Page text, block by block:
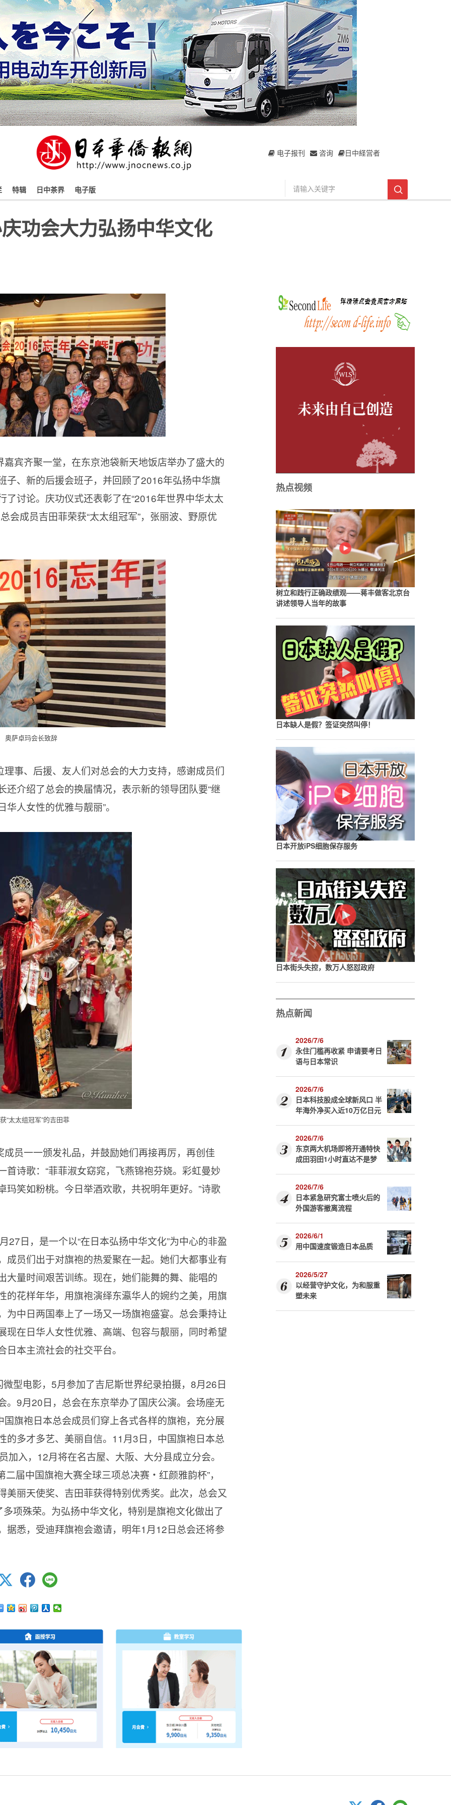
电子报刊 咨询 日中経営者
特辑 日中茶界 电子版
功会大力弘扬中华文化
宾齐聚一堂，在东京池袋新天地饭店举办了盛大的
子、新的后援会班子，并回顾了2016年弘扬中华旗
讨论。庆功仪式还表彰了在“2016年世界中华太太
会成员吉田菲荣获“太太组冠军”，张丽波、野原优
奥萨卓玛会长致辞
事、后援、友人们对总会的大力支持，感谢成员们
介绍了总会的换届情况，表示新的领导团队要“继
人女性的优雅与靓丽”。
“太太组冠军”的吉田菲
员一一颁发礼品，并鼓励她们再接再厉，再创佳
诗歌：“菲菲淑女窈窕，飞燕锦袍芬娆。彩虹曼妙
笑如粉桃。今日举酒欢歌，共祝明年更好。”诗歌
27日，是一个以“在日本弘扬中华文化”为中心的非盈
成员们出于对旗袍的热爱聚在一起。她们大都事业有
大量时间艰苦训练。现在，她们能舞的舞、能唱的
的花样年华，用旗袍演绎东瀛华人的婉约之美，用旗
为中日两国奉上了一场又一场旗袍盛宴。总会秉持让
现在日华人女性优雅、高端、包容与靓丽，同时希望
本主流社会的社交平台。
型电影，5月参加了吉尼斯世界纪录拍摄，8月26日
。9月20日，总会在东京举办了国庆公演。会场座无
旗袍日本总会成员们穿上各式各样的旗袍，充分展
的多才多艺、美丽自信。11月3日，中国旗袍日本总
入，12月将在名古屋、大阪、大分县成立分会。
届中国旗袍大赛全球三项总决赛・红颜雅韵杯”，
美丽天使奖、吉田菲获得特别优秀奖。此次，总会又
项殊荣。为弘扬中华文化，特别是旗袍文化做出了
据悉，受迪拜旗袍会邀请，明年1月12日总会还将参
热点视频
树立和践行正确政绩观——蒋丰做客北京台
讲述领导人当年的故事
日本缺人是假？签证突然叫停！
日本开放iPS细胞保存服务
日本街头失控，数万人怒怼政府
热点新闻
2026/7/6
永住门槛再收紧 申请要考日
语与日本常识
2026/7/6
日本科技股成全球新风口 半
年海外净买入近10万亿日元
2026/7/6
东京两大机场即将开通特快
成田羽田1小时直达不是梦
2026/7/6
日本紧急研究富士喷火后的
外国游客撤离流程
2026/6/1
用中国速度锻造日本品质
2026/5/27
以经营守护文化，为和服重
塑未来